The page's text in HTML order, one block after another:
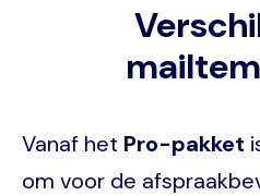
Vanaf het Pro-pakket
om voor de